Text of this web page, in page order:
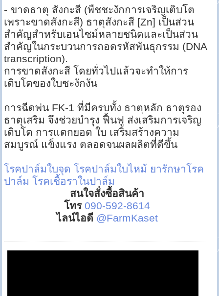
- ขาดธาตุ สังกะสี (พืชชะงักการเจริญเติบโต
เพราะขาดสังกะสี) ธาตุสังกะสี [Zn] เป็นส่วน
สำคัญสำหรับเอนไซม์หลายชนิดและเป็นส่วน
สำคัญในกระบวนการถอดรหัสพันธุกรรม (DNA
transcription).
การขาดสังกะสี โดยทั่วไปแล้วจะทำให้การ
เติบโตของใบชะงักงัน
การฉีดพ่น FK-1 ที่มีครบทั้ง ธาตุหลัก ธาตุรอง
ธาตุเสริม จึงช่วยบำรุง ฟื้นฟู ส่งเสริมการเจริญ
เติบโต การแตกยอด ใบ เสริมสร้างความ
สมบูรณ์ แข็งแรง ตลอดจนผลผลิตที่ดีขึ้น
โรคปาล์มใบจุด โรคปาล์มใบไหม้ ยารักษาโรค
ปาล์ม โรคเชื้อราในปาล์ม
สนใจสั่งซื้อสินค้า
โทร 090-592-8614
ไลน์ไอดี @FarmKaset